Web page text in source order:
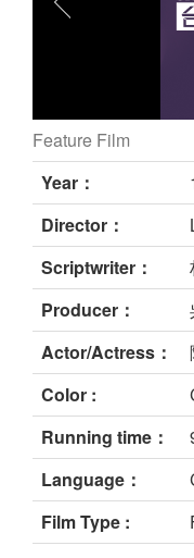
still
Feature Film
Year：
Director：
Scriptwriter：
Producer：
Actor/Actress：
Color :
Running time：
Language：
Film Type :